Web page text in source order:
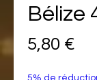
Bélize
5,80 €
5% de